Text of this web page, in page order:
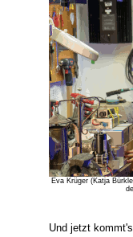
Eva Krüger (Katja
Und jetzt